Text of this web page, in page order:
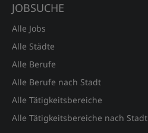
JOBSUCHE
Alle Jobs
Alle Städte
Alle Berufe
Alle Berufe nach Stadt
Alle Tätigkeitsbereiche
Alle Tätigkeitsbereiche nach Stadt